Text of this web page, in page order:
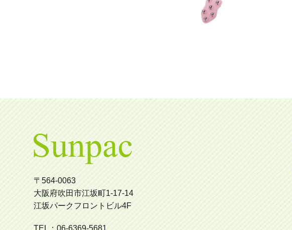
〒564-0063
大阪府吹田市江坂町1-17-14
江坂パークフロントビル4F
TEL：06-6369-5681